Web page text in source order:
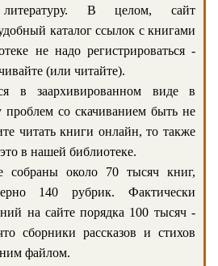
литературу. В целом, сайт
каталог ссылок с книгами
не надо регистрироваться -
(или читайте).
в заархивированном виде в
проблем со скачиванием быть не
читать книги онлайн, то также
в нашей библиотеке.
собраны около 70 тысяч книг,
140 рубрик. Фактически
на сайте порядка 100 тысяч -
сборники рассказов и стихов
файлом.